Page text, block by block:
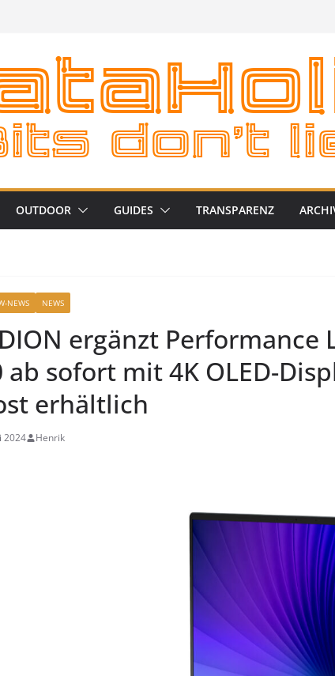
OUTDOOR GUIDES TRANSPARENZ
NEWS NEWS
ergänzt Performance
ab sofort mit 4K OLED-
erhältlich
2024 Henrik